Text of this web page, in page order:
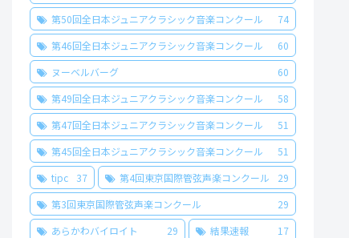
第50回全日本ジュニアクラシック音楽コンクール
74
第46回全日本ジュニアクラシック音楽コンクール
60
ヌーベルバーグ
60
第49回全日本ジュニアクラシック音楽コンクール
58
第47回全日本ジュニアクラシック音楽コンクール
51
第45回全日本ジュニアクラシック音楽コンクール
51
tipc
37 第4回東京国際管弦声楽コンクール
29
第3回東京国際管弦声楽コンクール
29
あらかわバイロイト
29 結果速報
17